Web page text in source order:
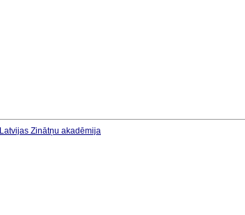
Latvijas Zinātņu akadēmija